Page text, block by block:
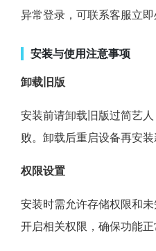
异常登录，可联系客服立即
安装与使用注意事项
卸载旧版
安装前请卸载旧版过简艺
败。卸载后重启设备再安装
权限设置
安装时需允许存储权限和
开启相关权限，确保功能正